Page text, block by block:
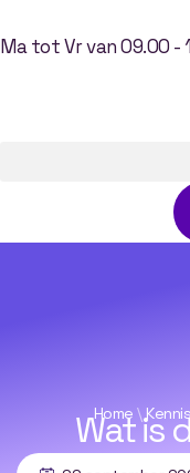
Ma tot Vr van 09.00 -
Home \
Wat is